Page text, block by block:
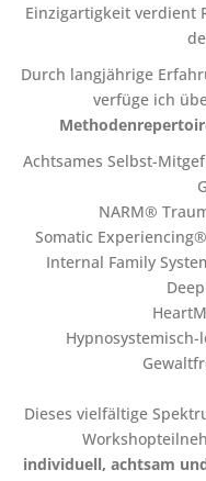
Einzigartigkeit verdient
Durch langjährige
verfüge ich
Achtsames Selbst-
NARM®
Somatic
Internal Family
Dieses vielfältige
individuell, achtsam